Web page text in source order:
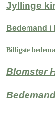
Jyllinge
Bedemand i
Billigste
Blomster